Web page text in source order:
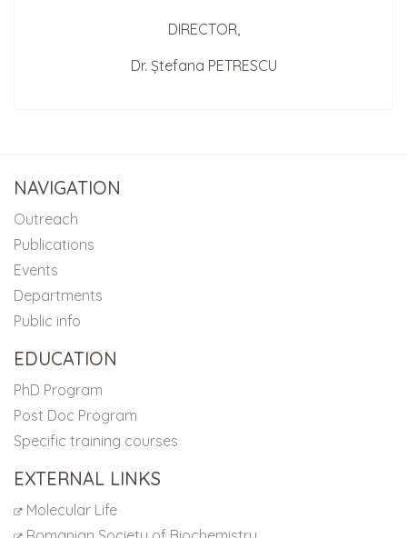
DIRECTOR,
Dr. Ștefana PETRESCU
NAVIGATION
Outreach
Publications
Events
Departments
Public info
EDUCATION
PhD Program
Post Doc Program
Specific training courses
EXTERNAL LINKS
Molecular Life